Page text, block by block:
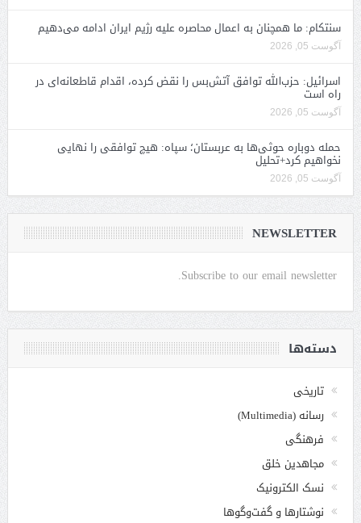
سنتکام: ما همچنان به اعمال محاصره علیه رژیم ایران ادامه می‌دهیم
آگوست 05, 2026
اسرائیل: حزب‌الله توافق آتش‌بس را نقض کرده، اقدام قاطعانه‌ای در
راه است
آگوست 05, 2026
حمله دوباره حوثی‌ها به عربستان؛ سپاه: هیچ توافقی را نهایی
نخواهیم کرد+تحلیل
آگوست 05, 2026
NEWSLETTER
Subscribe to our email newsletter.
دسته‌ها
تاریخی
رسانه (Multimedia)
فرهنگی
مجاهدین خلق
نسک الکترونیک
نوشتارها و گفت‌وگوها